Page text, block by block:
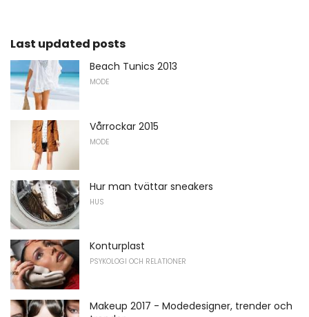
Last updated posts
Beach Tunics 2013
MODE
Vårrockar 2015
MODE
Hur man tvättar sneakers
HUS
Konturplast
PSYKOLOGI OCH RELATIONER
Makeup 2017 - Modedesigner, trender och